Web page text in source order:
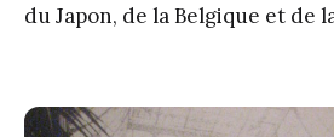
du Japon, de la Belgique et de